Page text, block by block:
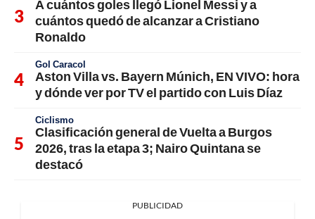
A cuántos goles llegó Lionel Messi y a
cuántos quedó de alcanzar a Cristiano
Ronaldo
Gol Caracol
Aston Villa vs. Bayern Múnich, EN VIVO: hora
y dónde ver por TV el partido con Luis Díaz
Ciclismo
Clasificación general de Vuelta a Burgos
2026, tras la etapa 3; Nairo Quintana se
destacó
PUBLICIDAD